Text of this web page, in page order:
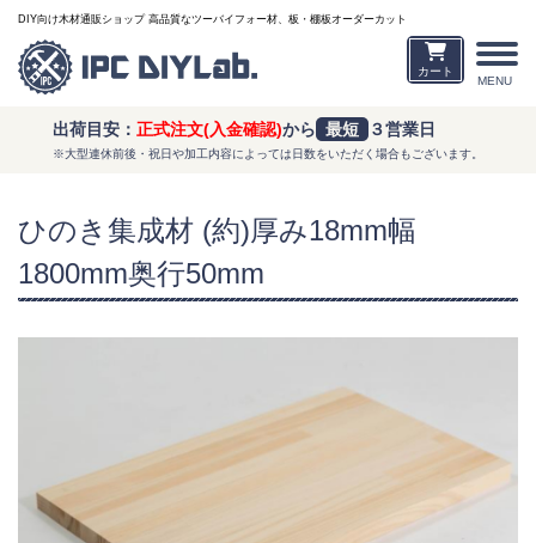
MENU
DIY向け木材通販ショップ 高品質なツーバイフォー材、板・棚板オーダーカット
カート
出荷目安： 正式注文(入金確認)から 最短 ３営業日
※大型連休前後・祝日や加工内容によっては日数をいただく場合もございます。
ひのき集成材 (約)厚み18mm幅
1800mm奥行50mm